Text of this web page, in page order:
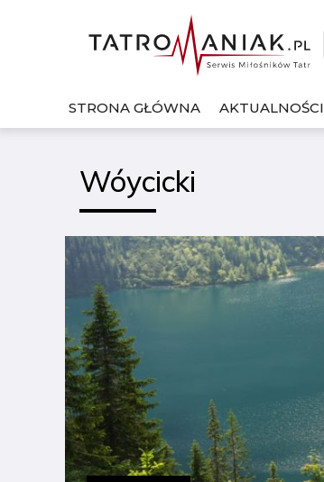
STRONA GŁÓWNA AKTUALNOŚCI
Wóycicki